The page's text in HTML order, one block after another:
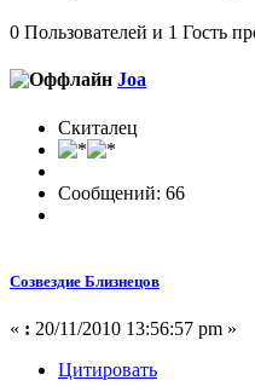
0 Пользователей и 1 Гость
Joa
Скиталец
Сообщений: 66
Созвездие Близнецов
« : 20/11/2010 13:56:57 pm »
Цитировать